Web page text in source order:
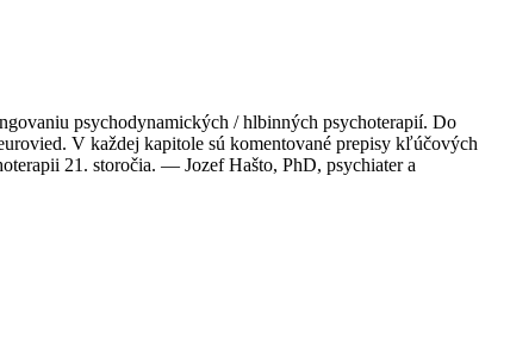
psychodynamických / hlbinných psychoterapií. Do
V každej kapitole sú komentované prepisy kľúčových
21. storočia. — Jozef Hašto, PhD, psychiater a